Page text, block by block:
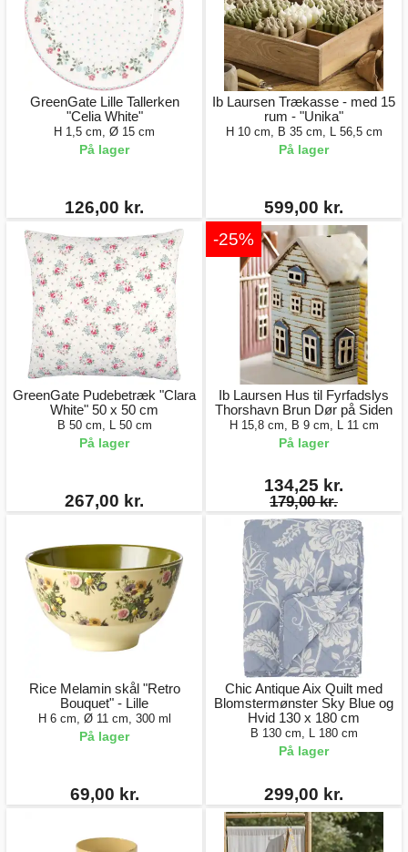
GreenGate Lille Tallerken
"Celia White"
H 1,5 cm, Ø 15 cm
På lager
126,00 kr.
Ib Laursen Trækasse - med 15
rum - "Unika"
H 10 cm, B 35 cm, L 56,5 cm
På lager
599,00 kr.
GreenGate Pudebetræk "Clara
White" 50 x 50 cm
B 50 cm, L 50 cm
På lager
267,00 kr.
-25%
Ib Laursen Hus til Fyrfadslys
Thorshavn Brun Dør på Siden
H 15,8 cm, B 9 cm, L 11 cm
På lager
134,25 kr.
179,00 kr.
Rice Melamin skål "Retro
Bouquet" - Lille
H 6 cm, Ø 11 cm, 300 ml
På lager
69,00 kr.
Chic Antique Aix Quilt med
Blomstermønster Sky Blue og
Hvid 130 x 180 cm
B 130 cm, L 180 cm
På lager
299,00 kr.